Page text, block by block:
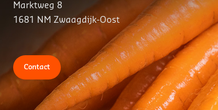
Marktweg 8
1681 NM Zwaagdijk-Oost
Contact